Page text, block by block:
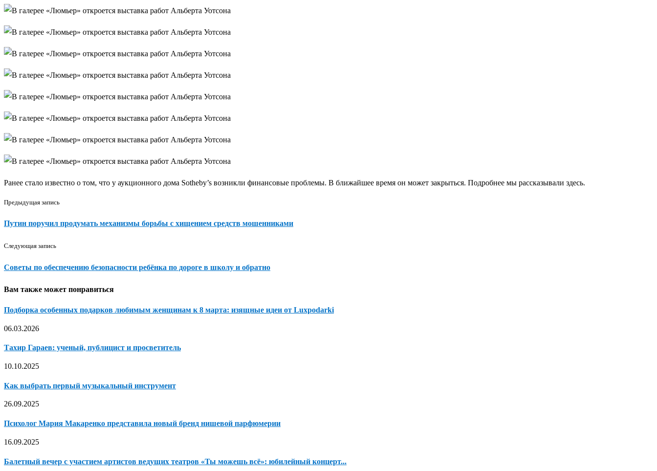
Ранее стало известно о том, что у аукционного дома Sotheby’s возникли финансовые проблемы. В ближайшее время он может закрыться. Подробнее мы рассказывали здесь.
Предыдущая запись
Путин поручил продумать механизмы борьбы с хищением средств мошенниками
Следующая запись
Советы по обеспечению безопасности ребёнка по дороге в школу и обратно
Вам также может понравиться
Подборка особенных подарков любимым женщинам к 8 марта: изящные идеи от Luxpodarki
06.03.2026
Тахир Гараев: ученый, публицист и просветитель
10.10.2025
Как выбрать первый музыкальный инструмент
26.09.2025
Психолог Мария Макаренко представила новый бренд нишевой парфюмерии
16.09.2025
Балетный вечер с участием артистов ведущих театров «Ты можешь всё»: юбилейный концерт...